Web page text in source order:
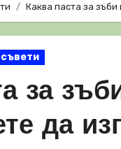
Каква паста за
съвети
за
да